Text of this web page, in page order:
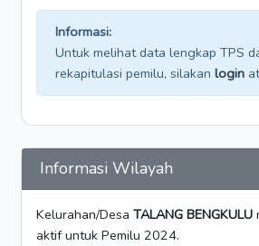
Informasi:
Untuk melihat data lengkap TPS
rekapitulasi pemilu, silakan login
Informasi Wilayah
Kelurahan/Desa TALANG BENGKULU
aktif untuk Pemilu 2024.